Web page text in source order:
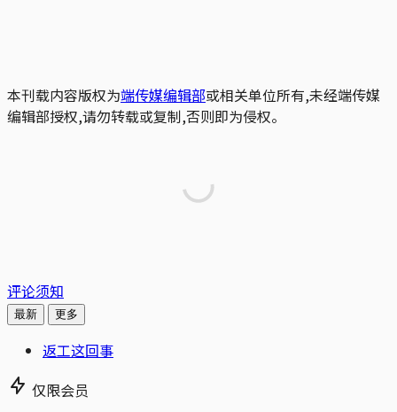
本刊载内容版权为端传媒编辑部或相关单位所有,未经端传媒
编辑部授权,请勿转载或复制,否则即为侵权。
评论须知
最新 更多
返工这回事
仅限会员